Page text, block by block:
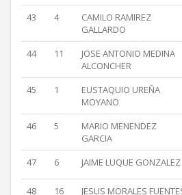
43 4
CAMILO RAMIREZ
GALLARDO
44 11
JOSE ANTONIO MEDINA
ALCONCHER
45 1
EUSTAQUIO UREÑA
MOYANO
46 5
MARIO MENENDEZ
GARCIA
47 6 JAIME LUQUE GONZALEZ
48 16 JESUS MORALES